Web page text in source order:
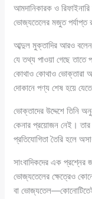
আমদানিকারক ও
ভোজ্যতেলের মজুত পর্যাপ্ত
আব্দুল মুক্তাদির আরও বলেন,
যে তথ্য পাওয়া গেছে তাতে
কোথাও কোথাও ভোক্তারা
দোকানে পণ্য শেষ হয়ে
ভোক্তাদের উদ্দেশে তিনি
কেনার প্রয়োজন নেই। তার
প্রতিযোগিতা তৈরি হলে
সাংবাদিকদের এক প্রশ্নের
ভোজ্যতেলের ক্ষেত্রেও
বা